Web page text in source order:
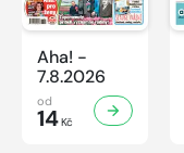
Aha! -
7.8.2026
od
14Kč